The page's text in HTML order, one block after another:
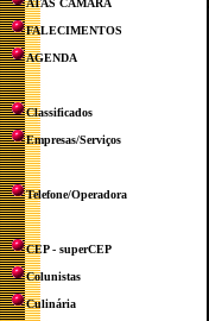
ATAS CÂMARA
FALECIMENTOS
AGENDA
Classificados
Empresas/Serviços
Telefone/Operadora
CEP - superCEP
Colunistas
Culinária